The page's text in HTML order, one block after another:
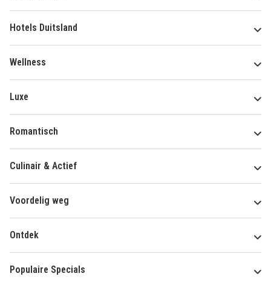
Hotels Duitsland
Wellness
Luxe
Romantisch
Culinair & Actief
Voordelig weg
Ontdek
Populaire Specials